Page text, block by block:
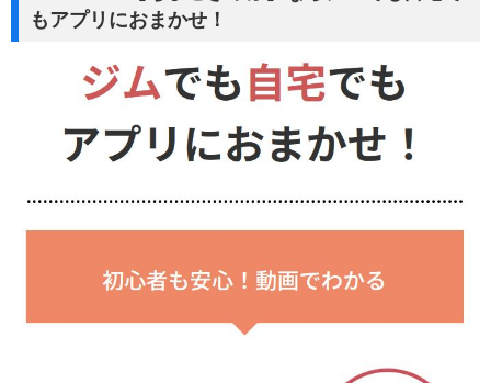
もアプリにおまかせ！